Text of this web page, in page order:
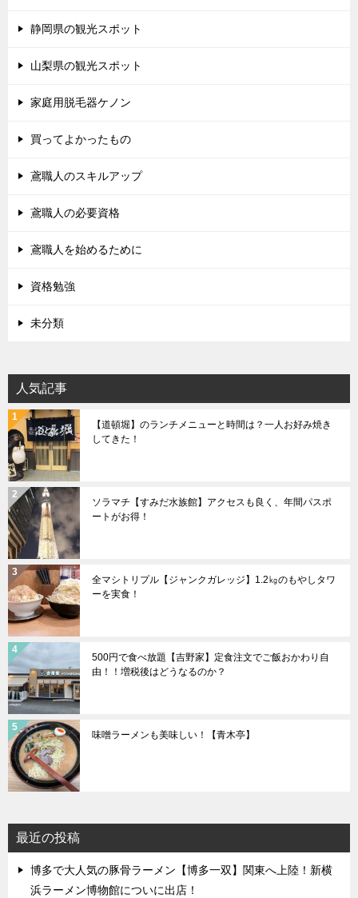
静岡県の観光スポット
山梨県の観光スポット
家庭用脱毛器ケノン
買ってよかったもの
鳶職人のスキルアップ
鳶職人の必要資格
鳶職人を始めるために
資格勉強
未分類
人気記事
【道頓堀】のランチメニューと時間は？一人お好み焼き
してきた！
ソラマチ【すみだ水族館】アクセスも良く、年間パスポ
ートがお得！
全マシトリプル【ジャンクガレッジ】1.2㎏のもやしタワ
ーを実食！
500円で食べ放題【吉野家】定食注文でご飯おかわり自
由！！増税後はどうなるのか？
味噌ラーメンも美味しい！【青木亭】
最近の投稿
博多で大人気の豚骨ラーメン【博多一双】関東へ上陸！新横
浜ラーメン博物館についに出店！